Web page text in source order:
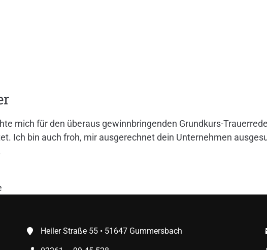
mich für den überaus gewinnbringenden Grundkurs-
Ich bin auch froh, mir ausgerechnet dein Unternehmen
Heiler Straße 55 • 51647 Gummersbach